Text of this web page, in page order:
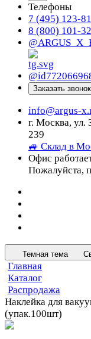
Телефоны
7 (495) 123-
8 (800) 101-
Заказать звонок
info@argus-
г. Москва, ул.
239
🚙 Склад в
Офис
Пожалуйста,
Темная тема
Главная
Каталог
Распродажа
Наклейка для
(упак.100шт)